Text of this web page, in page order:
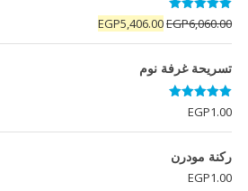
تم التقييم
5.00 من 5EGP6,060.00
السعر
الأصلي
هو:
EGP5,406.00
السعر
الحالي
تسريحة غرفة نوم
تم التقييم
5.00
من 5
EGP1.00
ركنة مودرن
EGP1.00